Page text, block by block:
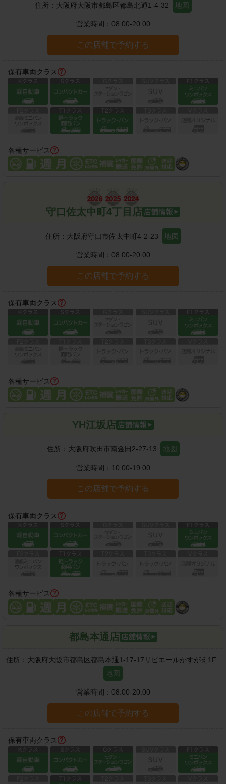
住所： 大阪府大阪市都島区都島北通1-4-32 地図
営業時間： 08:00-20:00
この店舗で予約する
保有車両クラス
各種サービス
守口佐太中町4丁目店
住所： 大阪府守口市佐太中町4-2-23 地図
営業時間： 08:00-20:00
この店舗で予約する
保有車両クラス
各種サービス
YH江坂店
住所： 大阪府吹田市南金田2-27-13 地図
営業時間： 10:00-19:00
この店舗で予約する
保有車両クラス
各種サービス
都島本通店
住所： 大阪府大阪市都島区都島本通1-17-17リビエールかすがえ1F
地図
営業時間： 08:00-20:00
この店舗で予約する
保有車両クラス